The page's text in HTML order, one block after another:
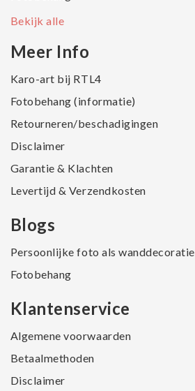
Bekijk alle
Meer Info
Karo-art bij RTL4
Fotobehang (informatie)
Retourneren/beschadigingen
Disclaimer
Garantie & Klachten
Levertijd & Verzendkosten
Blogs
Persoonlijke foto als wanddecoratie
Fotobehang
Klantenservice
Algemene voorwaarden
Betaalmethoden
Disclaimer